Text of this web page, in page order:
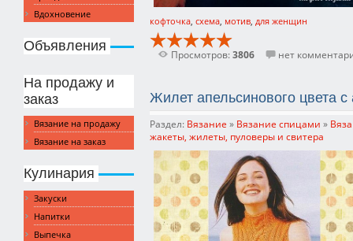
Вдохновение
Объявления
На продажу и
заказ
Вязание на продажу
Вязание на заказ
Кулинария
Закуски
Напитки
Выпечка
кофточка схема мотив для женщин
Просмотров:3806 нет
Жилет апельсинового цвета
Раздел: Вязание » Вязание спицами »
жакеты, жилеты, пуловеры и свитера